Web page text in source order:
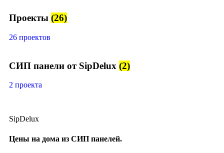
Проекты (26)
26 проектов
СИП панели от SipDelux (2)
2 проекта
SipDelux
Цены на дома из СИП панелей.